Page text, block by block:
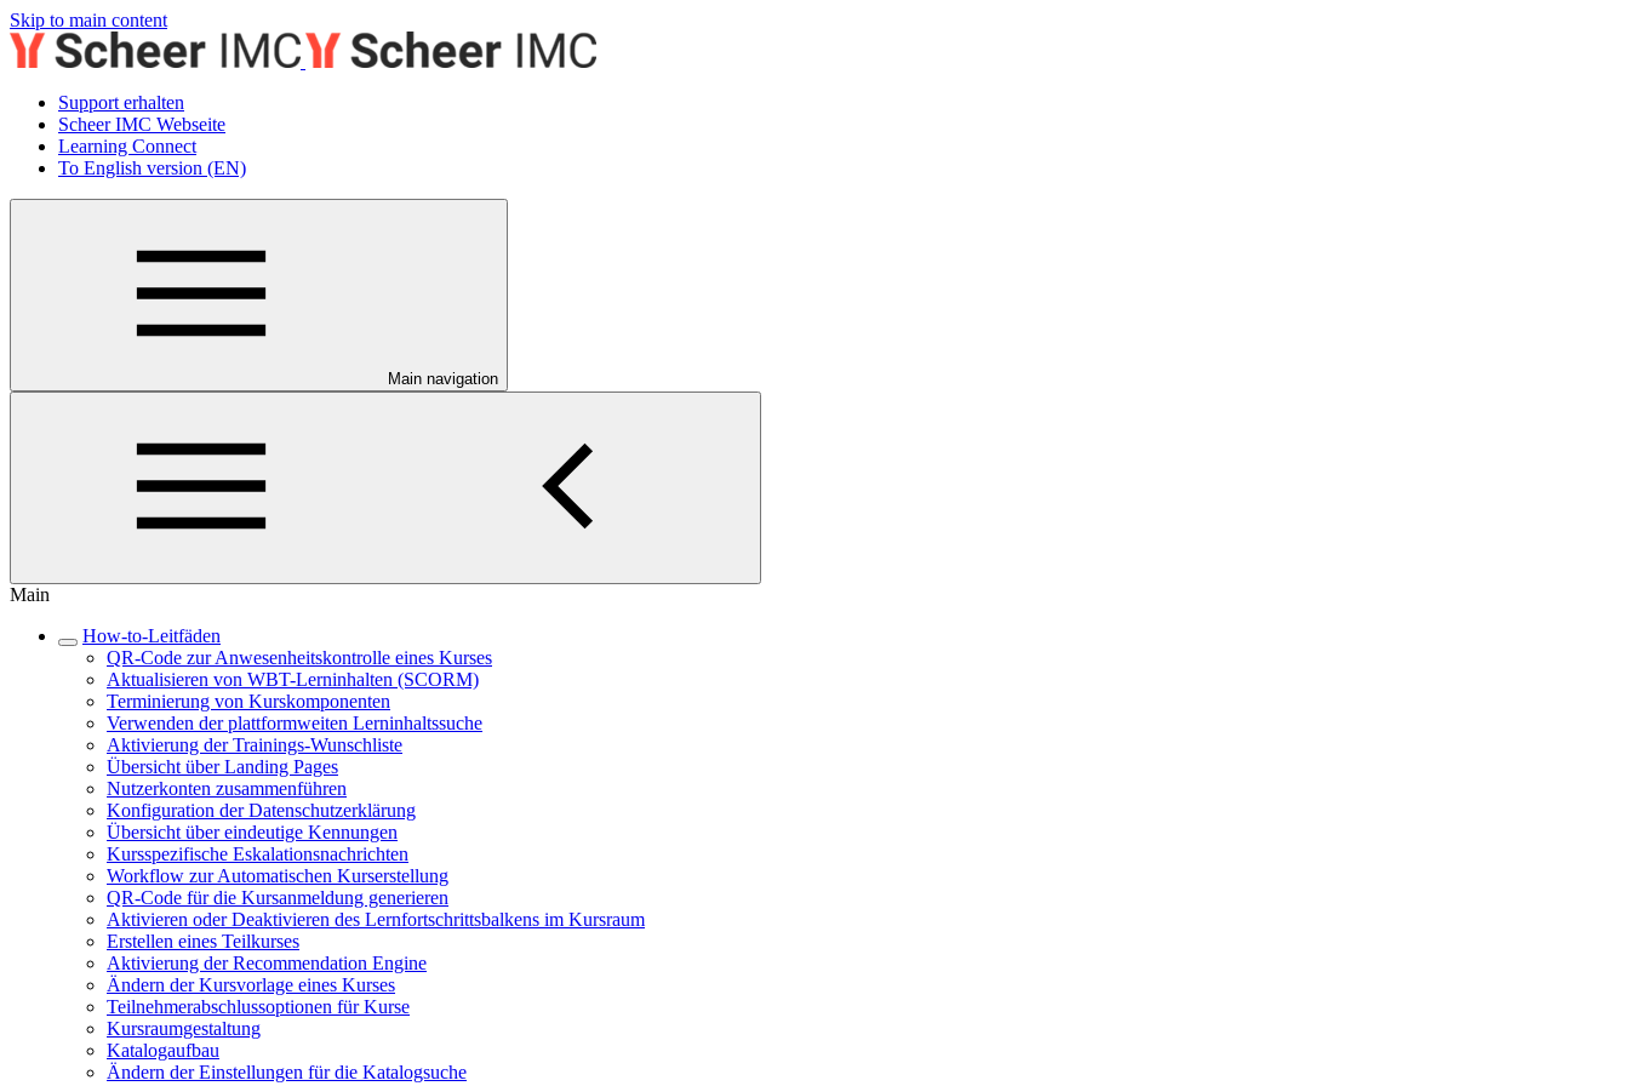
Skip to main content
Support erhalten
Scheer IMC Webseite
Learning Connect
To English version (EN)
Main navigation
Main
How-to-Leitfäden
QR-Code zur Anwesenheitskontrolle eines Kurses
Aktualisieren von WBT-Lerninhalten (SCORM)
Terminierung von Kurskomponenten
Verwenden der plattformweiten Lerninhaltssuche
Aktivierung der Trainings-Wunschliste
Übersicht über Landing Pages
Nutzerkonten zusammenführen
Konfiguration der Datenschutzerklärung
Übersicht über eindeutige Kennungen
Kursspezifische Eskalationsnachrichten
Workflow zur Automatischen Kurserstellung
QR-Code für die Kursanmeldung generieren
Aktivieren oder Deaktivieren des Lernfortschrittsbalkens im Kursraum
Erstellen eines Teilkurses
Aktivierung der Recommendation Engine
Ändern der Kursvorlage eines Kurses
Teilnehmerabschlussoptionen für Kurse
Kursraumgestaltung
Katalogaufbau
Ändern der Einstellungen für die Katalogsuche